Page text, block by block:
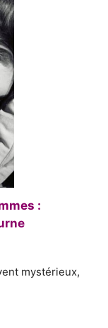
:
mystérieux,